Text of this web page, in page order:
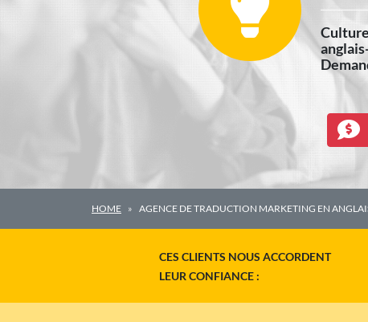
HOME AGENCE DE TRADUCTION MARKETING EN
CES CLIENTS NOUS ACCORDENT
LEUR CONFIANCE :